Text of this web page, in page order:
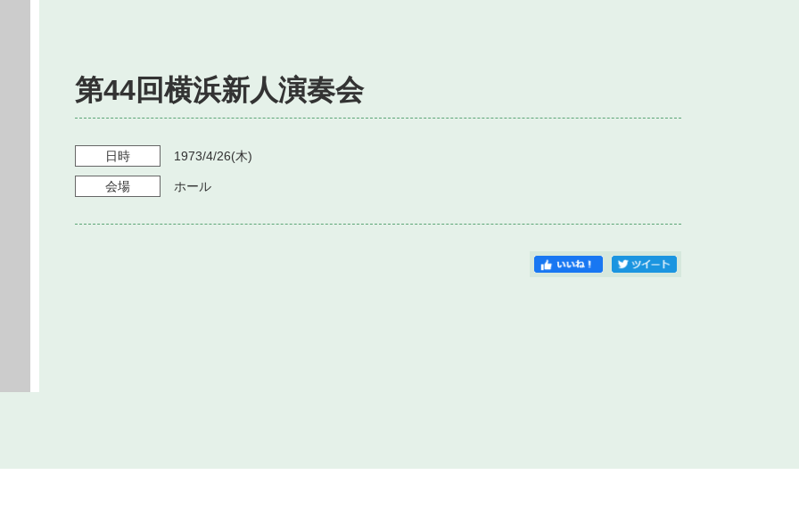
第44回横浜新人演奏会
日時 1973/4/26(木)
会場 ホール